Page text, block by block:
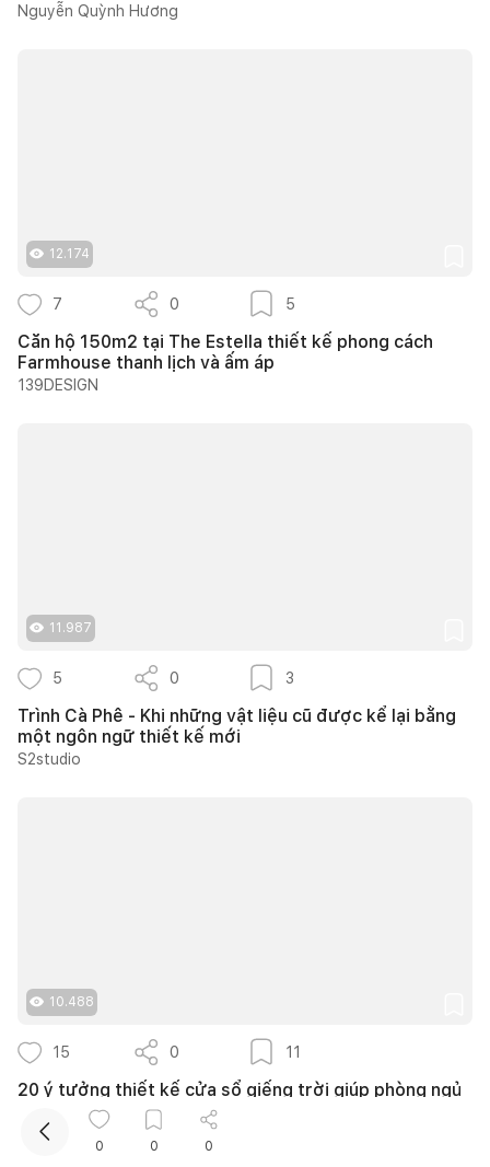
Nguyễn Quỳnh Hương
12.174
7 0 5
Căn hộ 150m2 tại The Estella thiết kế phong cách
Farmhouse thanh lịch và ấm áp
139DESIGN
11.987
5 0 3
Trình Cà Phê - Khi những vật liệu cũ được kể lại bằng
một ngôn ngữ thiết kế mới
S2studio
10.488
15 0 11
20 ý tưởng thiết kế cửa sổ giếng trời giúp phòng ngủ
cuối nhà luôn thông thoáng
Nguyễn Quỳnh Hương
0 0 0